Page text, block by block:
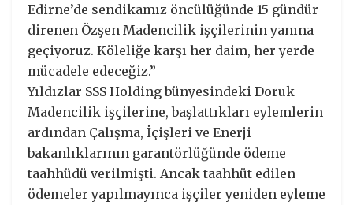
Edirne’de sendikamız öncülüğünde 15 gündür
direnen Özşen Madencilik işçilerinin yanına
geçiyoruz. Köleliğe karşı her daim, her yerde
mücadele edeceğiz.”
Yıldızlar SSS Holding bünyesindeki Doruk
Madencilik işçilerine, başlattıkları eylemlerin
ardından Çalışma, İçişleri ve Enerji
bakanlıklarının garantörlüğünde ödeme
taahhüdü verilmişti. Ancak taahhüt edilen
ödemeler yapılmayınca işçiler yeniden eyleme